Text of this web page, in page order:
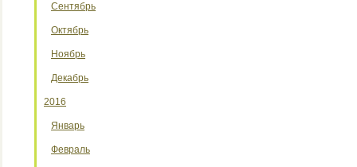
Сентябрь
Октябрь
Ноябрь
Декабрь
2016
Январь
Февраль